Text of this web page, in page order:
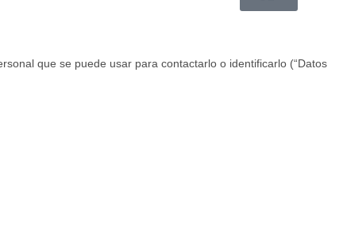
que se puede usar para contactarlo o identificarlo (“Datos